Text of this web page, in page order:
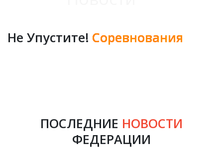
Не Упустите! Соревнования
ПОСЛЕДНИЕ НОВОСТИ
ФЕДЕРАЦИИ